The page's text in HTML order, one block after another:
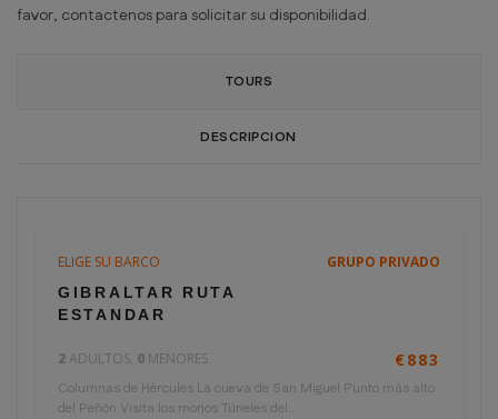
favor, contactenos para solicitar su disponibilidad.
TOURS
DESCRIPCION
2 horas
GRUPO PRIVADO
ELIGE SU BARCO
GIBRALTAR RUTA
ESTANDAR
2ADULTOS, 0 MENORES €883
Columnas de Hércules La cueva de San Miguel Punto más alto
del Peñón Visita los monos Túneles del...